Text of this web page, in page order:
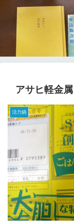
アサヒ軽金
活力鍋